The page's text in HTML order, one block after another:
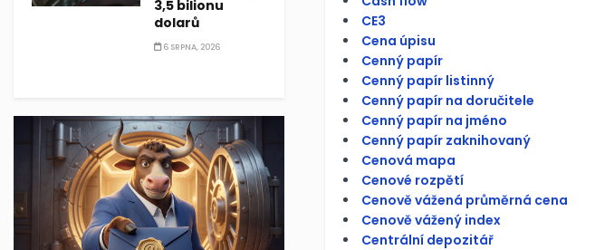
3,5 bilionu
dolarů
6 SRPNA, 2026
CE3
Cena úpisu
Cenný papír
Cenný papír listinný
Cenný papír na doručitele
Cenný papír na jméno
Cenný papír zaknihovaný
Cenová mapa
Cenové rozpětí
Cenově vážená průměrná cena
Cenově vážený index
Centrální depozitář